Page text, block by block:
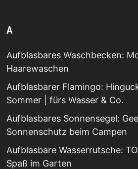
A
Aufblasbares Waschbecken:
Haarewaschen
Aufblasbarer Flamingo:
Sommer | fürs Wasser & Co.
Aufblasbares Sonnensegel:
Sonnenschutz beim Campen
Aufblasbare Wasserrutsche:
Spaß im Garten